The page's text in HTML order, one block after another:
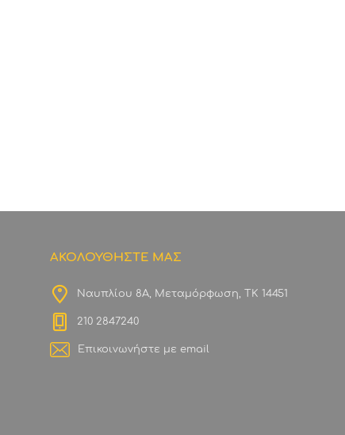
ΑΚΟΛΟΥΘΗΣΤΕ ΜΑΣ
Ναυπλίου 8Α, Μεταμόρφωση, ΤΚ 14451
210 2847240
Επικοινωνήστε με email